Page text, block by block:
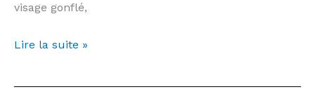
visage gonflé,
Dentiste
Havange
Lire la suite »